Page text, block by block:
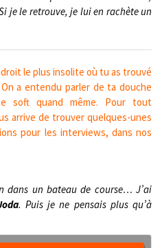
je le retrouve, je lui en rachète un
le plus insolite où tu as trouvé
On a entendu parler de ta douche
soft quand même. Pour tout
arrive de trouver quelques-unes
pour les interviews, dans nos
dans un bateau de course… J’ai
. Puis je ne pensais plus qu’à